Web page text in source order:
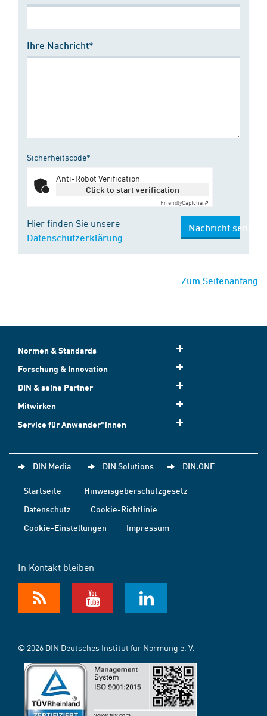
Ihre Nachricht*
Sicherheitscode*
Anti-Robot Verification
Click to start verification
FriendlyCaptcha ⇗
Hier finden Sie unsere
Datenschutzerklärung
Nachricht senden
Zum Seitenanfang
Normen & Standards
Forschung & Innovation
DIN & seine Partner
Mitwirken
Service für Anwender*innen
DIN Media DIN Solutions DIN.ONE
Startseite
Hinweisgeberschutzgesetz
Datenschutz
Cookie-Richtlinie
Cookie-Einstellungen
Impressum
In Kontakt bleiben
© 2026 DIN Deutsches Institut für Normung e. V.